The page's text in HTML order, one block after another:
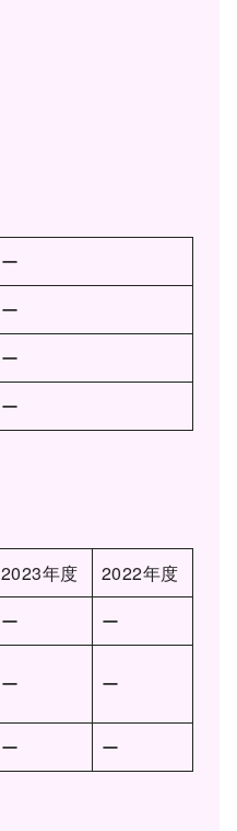
ー
ー
ー
ー
2023年度
2022年度
ー
ー
ー ー
ー ー